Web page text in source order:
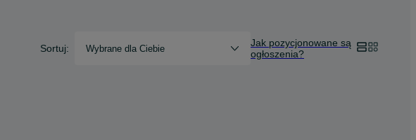
Sortuj: Wybrane dla Ciebie
Jak pozycjonowane są
ogłoszenia?